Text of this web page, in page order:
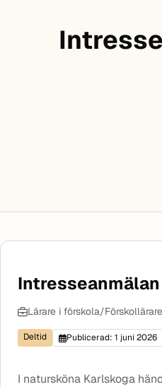
Lärare i förskola/Förskollärare
Deltid Publicerad: 1 juni 2026
I natursköna Karlskoga